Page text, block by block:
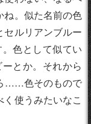
ね。似た名前の色
セルリアンブルー
色として似てい
とか。それから
……色そのもので
使うみたいなこ